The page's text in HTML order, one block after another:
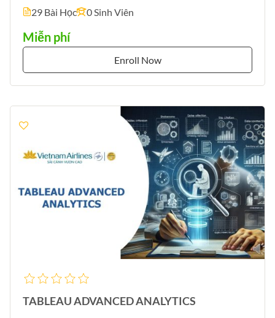
29 Bài Học
0 Sinh Viên
Miễn phí
Enroll Now
TABLEAU ADVANCED ANALYTICS